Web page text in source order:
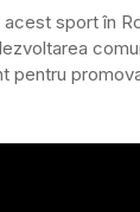
sport în
pentru